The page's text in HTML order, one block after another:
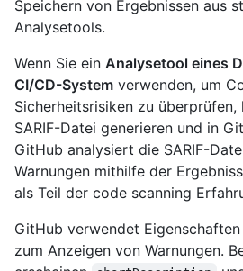
Speichern von Ergebnissen aus
Analysetools.
Wenn Sie ein Analysetool eines
CI/CD-System verwenden, um
Sicherheitsrisiken zu überprüfen,
SARIF-Datei generieren und in
GitHub analysiert die SARIF-
Warnungen mithilfe der
als Teil der code scanning
GitHub verwendet
zum Anzeigen von Warnungen.